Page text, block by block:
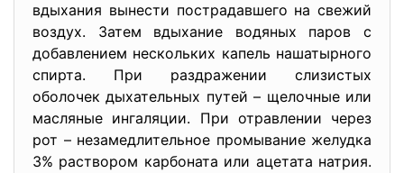
вдыхания вынести пострадавшего на свежий
воздух. Затем вдыхание водяных паров с
добавлением нескольких капель нашатырного
спирта. При раздражении слизистых
оболочек дыхательных путей – щелочные или
масляные ингаляции. При отравлении через
рот – незамедлительное промывание желудка
3% раствором карбоната или ацетата натрия.